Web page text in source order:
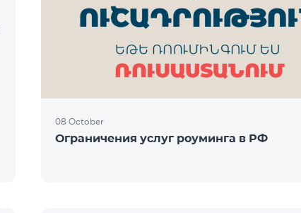
08 October
Ограничения услуг роуминга в РФ